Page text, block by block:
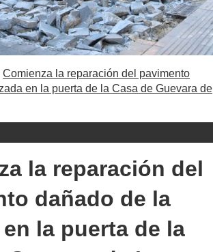
Comienza la reparación del pavimento
en la puerta de la Casa de Guevara de
la reparación del
dañado de la
la puerta de la